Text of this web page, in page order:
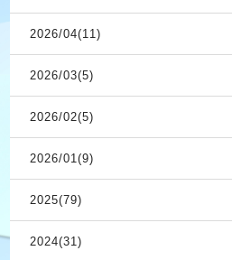
2026/04(11)
2026/03(5)
2026/02(5)
2026/01(9)
2025(79)
2024(31)